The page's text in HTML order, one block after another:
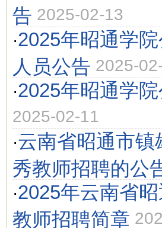
告 2025-02-13
·2025年昭通学
人员公告 2025-
·2025年昭通学
2025-02-11
·云南省昭通市
秀教师招聘的公
·2025年云南省
教师招聘简章